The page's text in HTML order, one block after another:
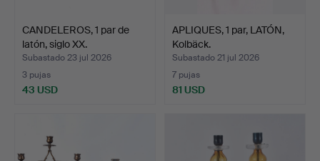
CANDELEROS, 1 par de
latón, siglo XX.
Subastado 23 jul 2026
3 pujas
43 USD
APLIQUES, 1 par, LATÓN,
Kolbäck.
Subastado 21 jul 2026
7 pujas
81 USD